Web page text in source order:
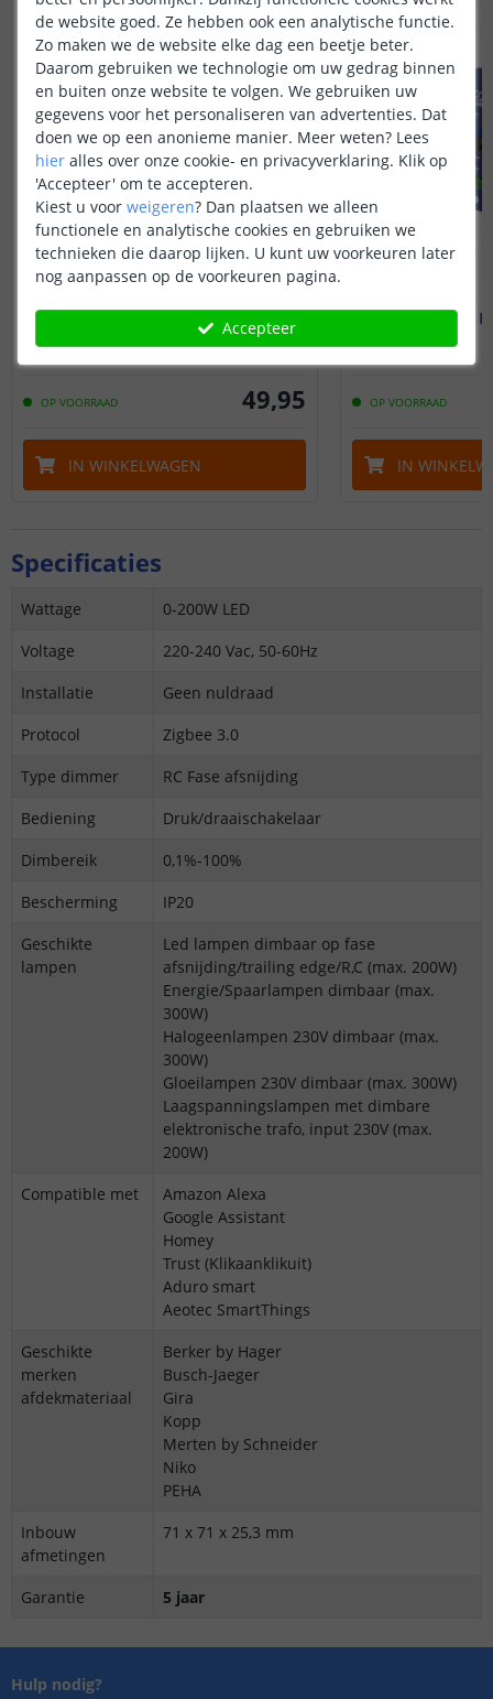
250W led - Fase afsnijding
(2 reviews)
OP VOORRAAD 49,95
IN WINKELWAGEN
100W led -
OP VOORRAAD
IN
Specificaties
Wattage
0-200W LED
Voltage
220-240 Vac, 50-60Hz
Installatie
Geen nuldraad
Protocol
Zigbee 3.0
Type dimmer
RC Fase afsnijding
Bediening
Druk/draaischakelaar
Dimbereik
0,1%-100%
Bescherming
IP20
Geschikte
lampen
Led lampen dimbaar op fase
afsnijding/trailing edge/R,C (max. 200W)
Energie/Spaarlampen dimbaar (max.
300W)
Halogeenlampen 230V dimbaar (max.
300W)
Gloeilampen 230V dimbaar (max. 300W)
Laagspanningslampen met dimbare
elektronische trafo, input 230V (max.
200W)
Compatible met
Amazon Alexa
Google Assistant
Homey
Trust (Klikaanklikuit)
Aduro smart
Aeotec SmartThings
Geschikte
merken
afdekmateriaal
Berker by Hager
Busch-Jaeger
Gira
Kopp
Merten by Schneider
Niko
PEHA
Inbouw
afmetingen
71 x 71 x 25,3 mm
Garantie 5 jaar
Hulp nodig?
de website goed. Ze hebben ook een analytische functie.
Zo maken we de website elke dag een beetje beter.
Daarom gebruiken we technologie om uw gedrag binnen
en buiten onze website te volgen. We gebruiken uw
gegevens voor het personaliseren van advertenties. Dat
doen we op een anonieme manier. Meer weten? Lees
hier alles over onze cookie- en privacyverklaring. Klik op
'Accepteer' om te accepteren.
Kiest u voor weigeren? Dan plaatsen we alleen
functionele en analytische cookies en gebruiken we
technieken die daarop lijken. U kunt uw voorkeuren later
nog aanpassen op de voorkeuren pagina.
Accepteer